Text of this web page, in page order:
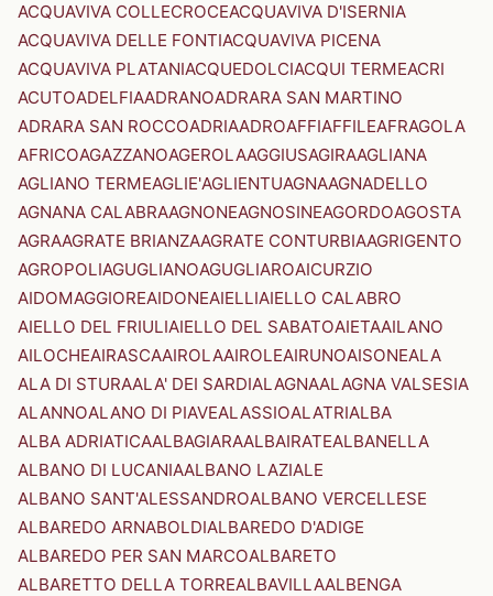
ACQUAVIVA COLLECROCEACQUAVIVA D'ISERNIA
ACQUAVIVA DELLE FONTIACQUAVIVA PICENA
ACQUAVIVA PLATANIACQUEDOLCIACQUI TERMEACRI
ACUTOADELFIAADRANOADRARA SAN MARTINO
ADRARA SAN ROCCOADRIAADROAFFIAFFILEAFRAGOLA
AFRICOAGAZZANOAGEROLAAGGIUSAGIRAAGLIANA
AGLIANO TERMEAGLIE'AGLIENTUAGNAAGNADELLO
AGNANA CALABRAAGNONEAGNOSINEAGORDOAGOSTA
AGRAAGRATE BRIANZAAGRATE CONTURBIAAGRIGENTO
AGROPOLIAGUGLIANOAGUGLIAROAICURZIO
AIDOMAGGIOREAIDONEAIELLIAIELLO CALABRO
AIELLO DEL FRIULIAIELLO DEL SABATOAIETAAILANO
AILOCHEAIRASCAAIROLAAIROLEAIRUNOAISONEALA
ALA DI STURAALA' DEI SARDIALAGNAALAGNA VALSESIA
ALANNOALANO DI PIAVEALASSIOALATRIALBA
ALBA ADRIATICAALBAGIARAALBAIRATEALBANELLA
ALBANO DI LUCANIAALBANO LAZIALE
ALBANO SANT'ALESSANDROALBANO VERCELLESE
ALBAREDO ARNABOLDIALBAREDO D'ADIGE
ALBAREDO PER SAN MARCOALBARETO
ALBARETTO DELLA TORREALBAVILLAALBENGA